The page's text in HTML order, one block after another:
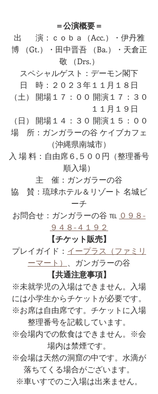
＝公演概要＝
出 　  演：ｃｏｂａ（Acc.）・伊丹雅
博 （Gt.）・田中晋吾 （Ba.）・天倉正
敬 （Drs.）
スペシャルゲスト：デーモン閣下
日    時：２０２３年１１月１８日
（土） 開場１７：００ 開演１７：３０
１１月１９日
（日） 開場１４：３０ 開演１５：００
場    所：ガンガラーの谷 ケイブカフェ
（沖縄県南城市）
入 場 料：自由席６,５００円（整理番号
順入場）
主    催：ガンガラーの谷
協　賛：琉球ホテル＆リゾート 名城ビ
ーチ
お問合せ：ガンガラーの谷 ℡ ０９８-
９４８-４１９２
【チケット販売】
プレイガイド： イープラス（ファミリ
ーマート）
、ガンガラーの谷
【共通注意事項】
※未就学児の入場はできません。入場
には小学生からチケットが必要です。
※お席は自由席です。チケットに入場
整理番号を記載しています。
※会場内での飲食はできません。※会
場内は禁煙です。
※会場は天然の洞窟の中です。水滴が
落ちてくる場合がございます。
※車いすでのご入場は出来ません。